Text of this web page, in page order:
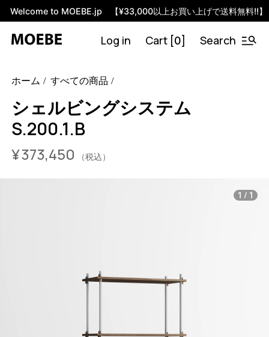
Welcome to MOEBE.jp 【¥33,000以上お買い上げで送料無料!!】
Log in Cart [0] Search
system-s-200-1-b?variant=46591341756648
S.200.1.B.OA.BL
ホーム すべての商品
シェルビングシステム
S.200.1.B
¥373,450 （税込）
1 / 1